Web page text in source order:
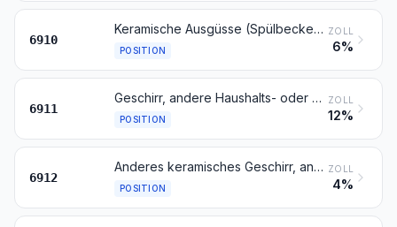
6910
Keramische Ausgüsse (Spülbecken), Waschbecken, Waschbeckensockel, Badewannen, Bidets, Klosettbecken, Spülkästen, Urinierbecken und ähnliche Installationsgegenstände zu sanitären Zwecken
POSITION
ZOLL
6%
6911
Geschirr, andere Haushalts- oder Hauswirtschaftsartikel, Hygiene- oder Toilettengegenstände, aus Porzellan
POSITION
ZOLL
12%
6912
Anderes keramisches Geschirr, andere keramische Haushalts- oder Hauswirtschaftsartikel, Hygiene- oder Toilettengegenstände
POSITION
ZOLL
4%